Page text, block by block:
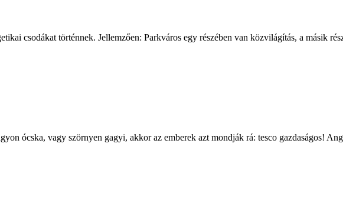
csodákat történnek. Jellemzően: Parkváros egy részében van közvilágítás, a másik
ócska, vagy szörnyen gagyi, akkor az emberek azt mondják rá: tesco gazdaságos!